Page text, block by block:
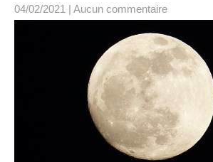
04/02/2021 | Aucun commentaire